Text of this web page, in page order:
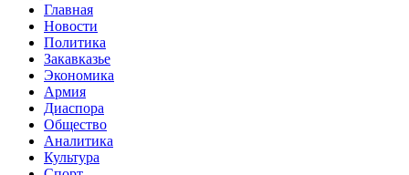
Главная
Новости
Политика
Закавказье
Экономика
Армия
Диаспора
Общество
Аналитика
Культура